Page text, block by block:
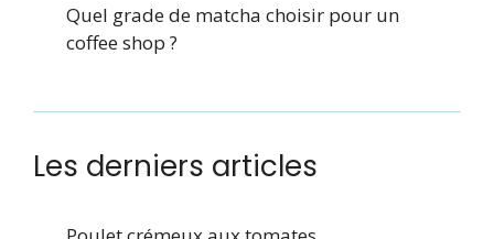
Quel grade de matcha choisir pour un
coffee shop ?
Les derniers articles